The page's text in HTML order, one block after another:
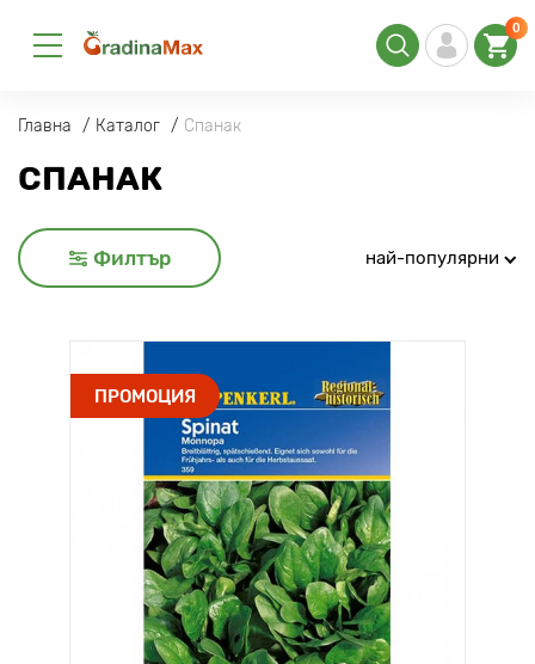
0
Главна Каталог Спанак
СПАНАК
Филтър най-популярни
ПРОМОЦИЯ